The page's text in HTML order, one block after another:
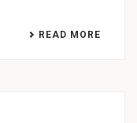
READ MORE